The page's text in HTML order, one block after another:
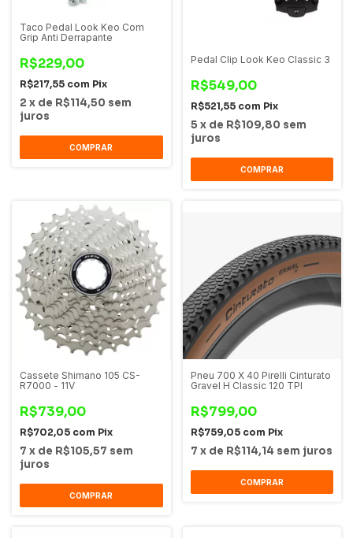
Taco Pedal Look Keo Com
Grip Anti Derrapante
R$229,00
R$217,55 com Pix
2 x de R$114,50 sem
juros
COMPRAR
Pedal Clip Look Keo Classic 3
R$549,00
R$521,55 com Pix
5 x de R$109,80 sem
juros
COMPRAR
Cassete Shimano 105 CS-
R7000 - 11V
R$739,00
R$702,05 com Pix
7 x de R$105,57 sem
juros
COMPRAR
Pneu 700 X 40 Pirelli Cinturato
Gravel H Classic 120 TPI
R$799,00
R$759,05 com Pix
7 x de R$114,14 sem juros
COMPRAR